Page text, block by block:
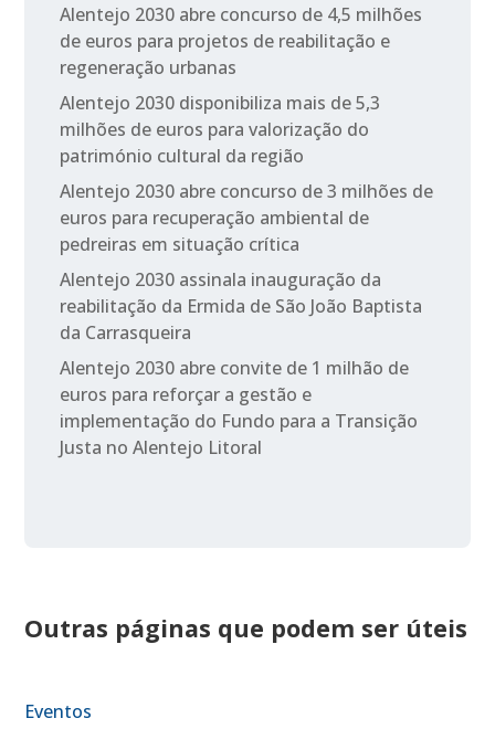
Alentejo 2030 abre concurso de 4,5 milhões
de euros para projetos de reabilitação e
regeneração urbanas
Alentejo 2030 disponibiliza mais de 5,3
milhões de euros para valorização do
património cultural da região
Alentejo 2030 abre concurso de 3 milhões de
euros para recuperação ambiental de
pedreiras em situação crítica
Alentejo 2030 assinala inauguração da
reabilitação da Ermida de São João Baptista
da Carrasqueira
Alentejo 2030 abre convite de 1 milhão de
euros para reforçar a gestão e
implementação do Fundo para a Transição
Justa no Alentejo Litoral
Outras páginas que podem ser úteis
Eventos